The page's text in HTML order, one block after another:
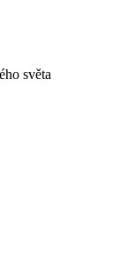
světa